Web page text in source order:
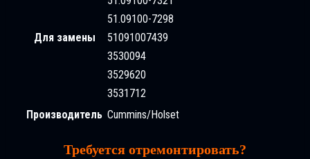
Для замены
51.09100-7298
51091007439
3530094
3529620
3531712
Производитель Cummins/Holset
Требуется отремонтировать?